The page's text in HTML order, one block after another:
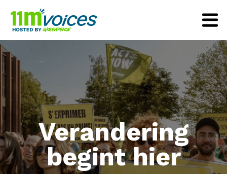
Verandering
begint hier